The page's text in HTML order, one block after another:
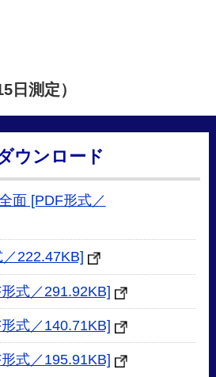
日測定）
ウンロード
面 [PDF形式／
222.47KB]
式／291.92KB]
式／140.71KB]
式／195.91KB]